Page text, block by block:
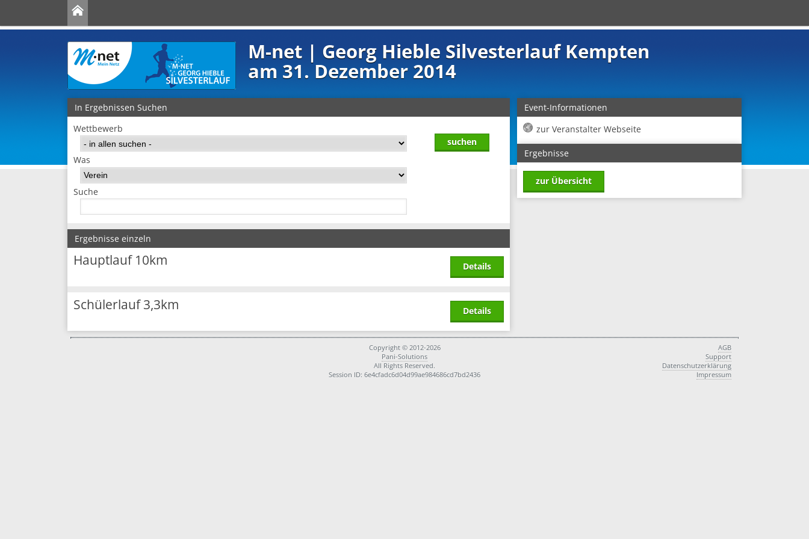
M-net | Georg Hieble Silvesterlauf Kempten
am 31. Dezember 2014
In Ergebnissen Suchen
Wettbewerb
Was
Suche
Ergebnisse einzeln
Hauptlauf 10km Details
Schülerlauf 3,3km Details
Event-Informationen
zur Veranstalter Webseite
Ergebnisse
zur Übersicht
Copyright © 2012-2026
Pani-Solutions
All Rights Reserved.
Session ID: 6e4cfadc6d04d99ae984686cd7bd2436
AGB
Support
Datenschutzerklärung
Impressum